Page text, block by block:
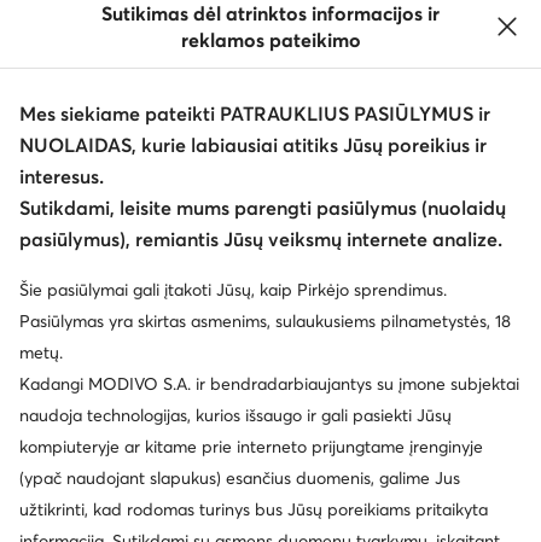
© eavalyne.lt 2026
Taisyklės
Pakeisti nustatymus
Privatumo politika
Duomenų apsauga
Sutikimas dėl atrinktos informacijos ir
reklamos pateikimo
Mes siekiame pateikti PATRAUKLIUS PASIŪLYMUS ir
NUOLAIDAS, kurie labiausiai atitiks Jūsų poreikius ir
interesus.
Sutikdami, leisite mums parengti pasiūlymus (nuolaidų
pasiūlymus), remiantis Jūsų veiksmų internete analize.
Šie pasiūlymai gali įtakoti Jūsų, kaip Pirkėjo sprendimus.
Pasiūlymas yra skirtas asmenims, sulaukusiems pilnametystės, 18
metų.
Kadangi MODIVO S.A. ir bendradarbiaujantys su įmone subjektai
naudoja technologijas, kurios išsaugo ir gali pasiekti Jūsų
kompiuteryje ar kitame prie interneto prijungtame įrenginyje
(ypač naudojant slapukus) esančius duomenis, galime Jus
užtikrinti, kad rodomas turinys bus Jūsų poreikiams pritaikyta